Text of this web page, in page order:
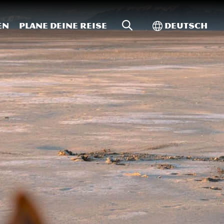
Plane deine Reise Website-Suche
Toggle
Deutsch